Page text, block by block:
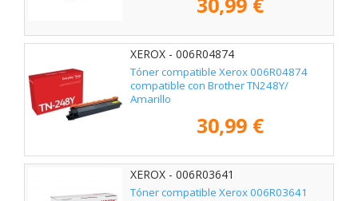
XEROX - 006R04874
Tóner compatible Xerox 006R04874
compatible con Brother TN248Y/
Amarillo
30,99 €
XEROX - 006R03641
Tóner compatible Xerox 006R03641